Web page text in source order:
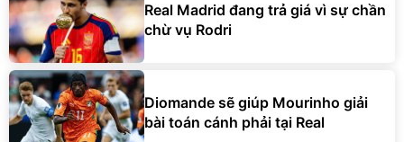
Real Madrid đang trả giá vì sự chần
chừ vụ Rodri
Diomande sẽ giúp Mourinho giải
bài toán cánh phải tại Real